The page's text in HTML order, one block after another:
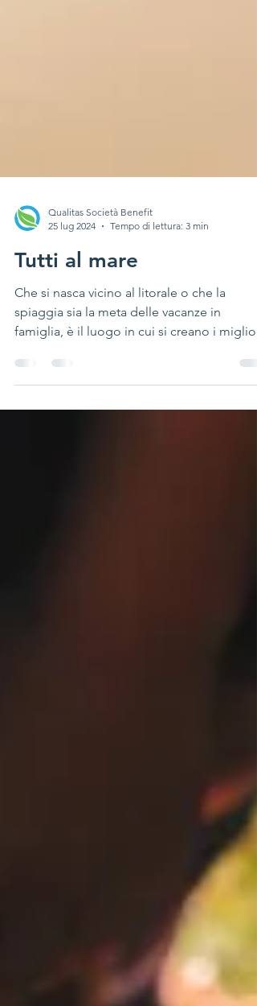
25 lug 2024
Tempo di lettura: 3 min
Tutti al mare
Che si nasca vicino al litorale o che la
spiaggia sia la meta delle vacanze in
famiglia, è il luogo in cui si creano i migliori